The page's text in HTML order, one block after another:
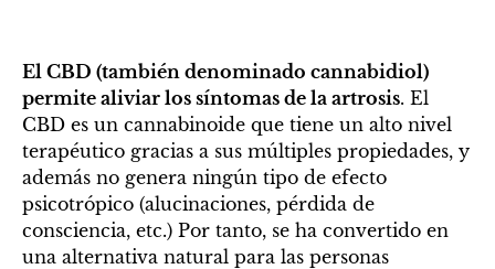
El CBD (también denominado cannabidiol)
permite aliviar los síntomas de la artrosis. El
CBD es un cannabinoide que tiene un alto nivel
terapéutico gracias a sus múltiples propiedades, y
además no genera ningún tipo de efecto
psicotrópico (alucinaciones, pérdida de
consciencia, etc.) Por tanto, se ha convertido en
una alternativa natural para las personas